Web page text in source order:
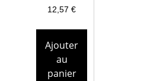
12,57€
Ajouter
au
panier